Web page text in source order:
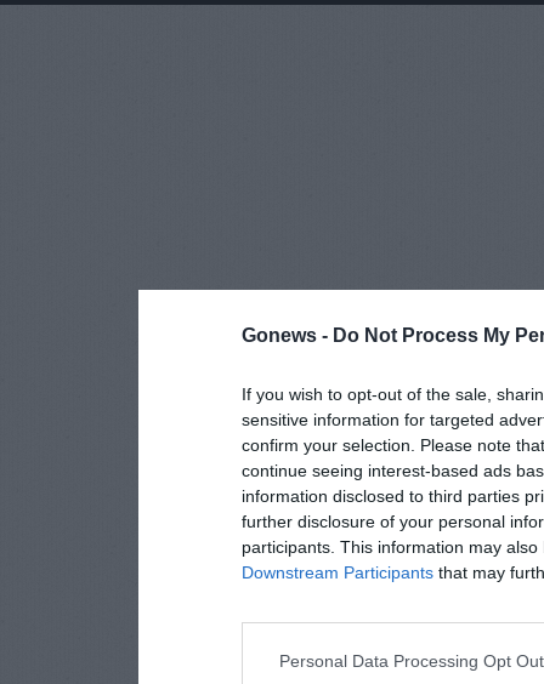
Gonews - Do Not Process My
If you wish to opt-out of the sale,
sensitive information for targeted
confirm your selection. Please note
continue seeing interest-based ads
information disclosed to third parties
further disclosure of your personal
participants. This information may
Downstream Participants that may
Personal Data Processing Opt